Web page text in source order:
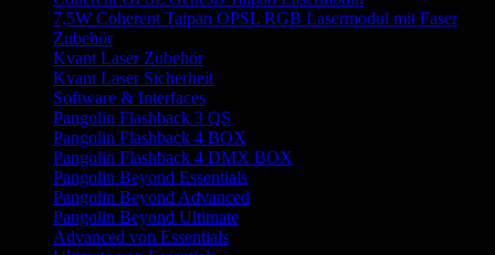
7,5W Coherent Taipan OPSL RGB Lasermodul mit Faser
Zubehör
Kvant Laser Zubehör
Kvant Laser Sicherheit
Software & Interfaces
Pangolin Flashback 3 QS
Pangolin Flashback 4 BOX
Pangolin Flashback 4 DMX BOX
Pangolin Beyond Essentials
Pangolin Beyond Advanced
Pangolin Beyond Ultimate
Advanced von Essentials